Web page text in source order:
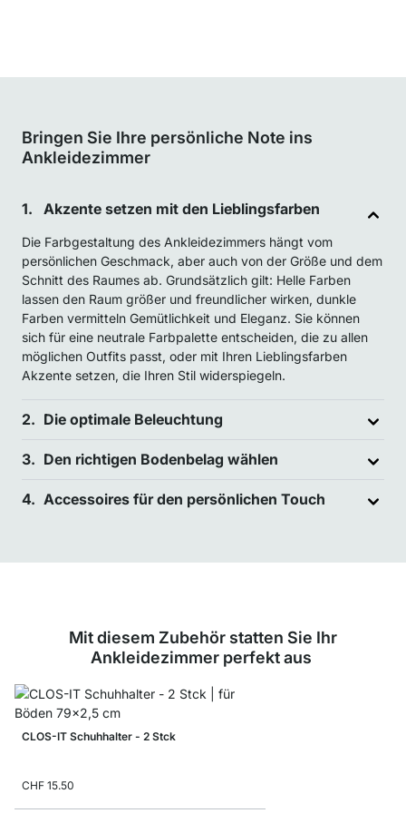
Bringen Sie Ihre persönliche Note ins
Ankleidezimmer
Akzente setzen mit den Lieblingsfarben
Die Farbgestaltung des Ankleidezimmers hängt vom
persönlichen Geschmack, aber auch von der Größe und dem
Schnitt des Raumes ab. Grundsätzlich gilt: Helle Farben
lassen den Raum größer und freundlicher wirken, dunkle
Farben vermitteln Gemütlichkeit und Eleganz. Sie können
sich für eine neutrale Farbpalette entscheiden, die zu allen
möglichen Outfits passt, oder mit Ihren Lieblingsfarben
Akzente setzen, die Ihren Stil widerspiegeln.
Die optimale Beleuchtung
Den richtigen Bodenbelag wählen
Accessoires für den persönlichen Touch
Mit diesem Zubehör statten Sie Ihr
Ankleidezimmer perfekt aus
CLOS-IT Schuhhalter - 2 Stck
CHF 15.50